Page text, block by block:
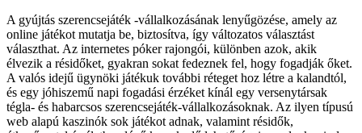
A gyújtás szerencsejáték -vállalkozásának lenyűgözése, amely az
online játékot mutatja be, biztosítva, így változatos választást
választhat. Az internetes póker rajongói, különben azok, akik
élvezik a résidőket, gyakran sokat fedeznek fel, hogy fogadják őket.
A valós idejű ügynöki játékuk további réteget hoz létre a kalandtól,
és egy jóhiszemű napi fogadási érzéket kínál egy versenytársak
tégla- és habarcsos szerencsejáték-vállalkozásoknak. Az ilyen típusú
web alapú kaszinók sok játékot adnak, valamint résidők,